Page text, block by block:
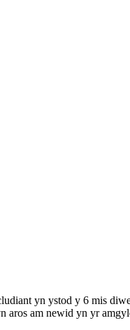
yn ystod y 6 mis
am newid yn yr